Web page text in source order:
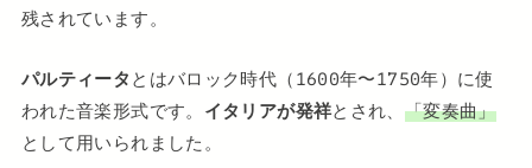
残されています。
パルティータとはバロック時代（1600年〜1750年）に使
われた音楽形式です。 イタリアが発祥とされ、 「変奏曲」
として用いられました。